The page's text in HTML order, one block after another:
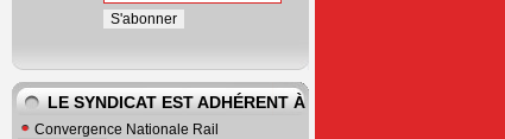
LE SYNDICAT EST ADHÉRENT À
Convergence Nationale Rail